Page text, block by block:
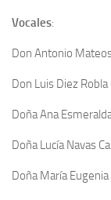
Vocales:
Don Antonio
Don Luis Diez Robla
Doña Ana
Doña Lucía Navas
Doña María